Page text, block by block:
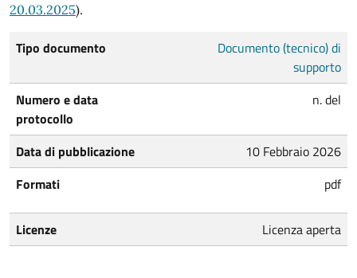
20.03.2025).
Tipo documento
Documento (tecnico) di
supporto
Numero e data
protocollo
n. del
Data di pubblicazione
10 Febbraio 2026
Formati
pdf
Licenze Licenza aperta